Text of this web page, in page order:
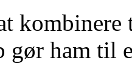
gør ham til